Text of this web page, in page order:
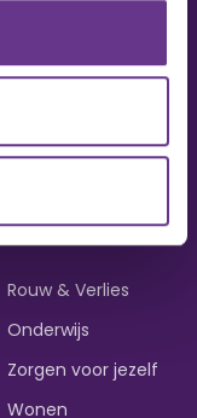
Rouw & Verlies
Onderwijs
Zorgen voor jezelf
Wonen